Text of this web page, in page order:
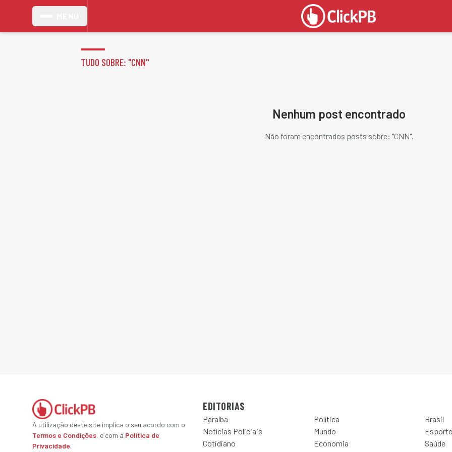
TUDO SOBRE: "CNN"
Nenhum post encontrado
Não foram encontrados posts sobre: "CNN".
A utilização deste site implica o seu acordo com o
Termos e Condições, e com a Política de
Privacidade.
EDITORIAS
Paraíba Política
Brasil
Notícias Policiais
Mundo
Esporte
Cotidiano
Economia
Saúde